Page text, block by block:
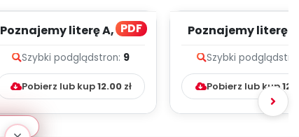
PDF
Poznajemy literę A, CZ. 1
Szybki podglądstron: 9
Pobierz lub kup12.00zł
Poznajemy literę E,
Szybki podgląd
Pobierz lub kup